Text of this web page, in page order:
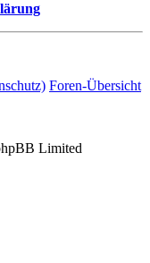
Foren-Übersicht
Limited